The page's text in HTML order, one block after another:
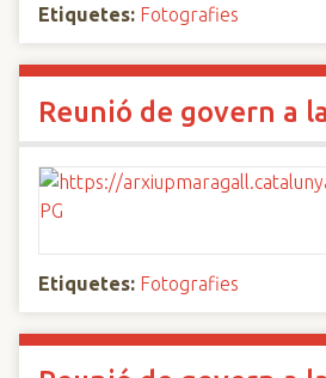
Etiquetes: Fotografies
Reunió de govern a
Etiquetes: Fotografies